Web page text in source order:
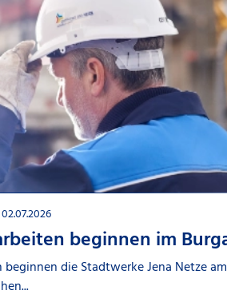
beginnen im
die Stadtwerke Jena Netze